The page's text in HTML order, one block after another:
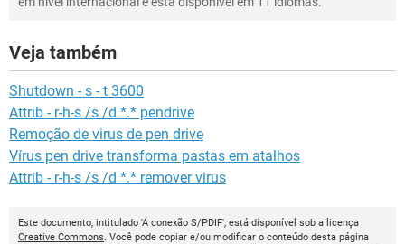
Veja também
Shutdown - s - t 3600
Attrib - r-h-s /s /d *.* pendrive
Remoção de virus de pen drive
Vírus pen drive transforma pastas em atalhos
Attrib - r-h-s /s /d *.* remover virus
Este documento, intitulado 'A conexão S/PDIF', está disponível sob a licença
Creative Commons. Você pode copiar e/ou modificar o conteúdo desta página